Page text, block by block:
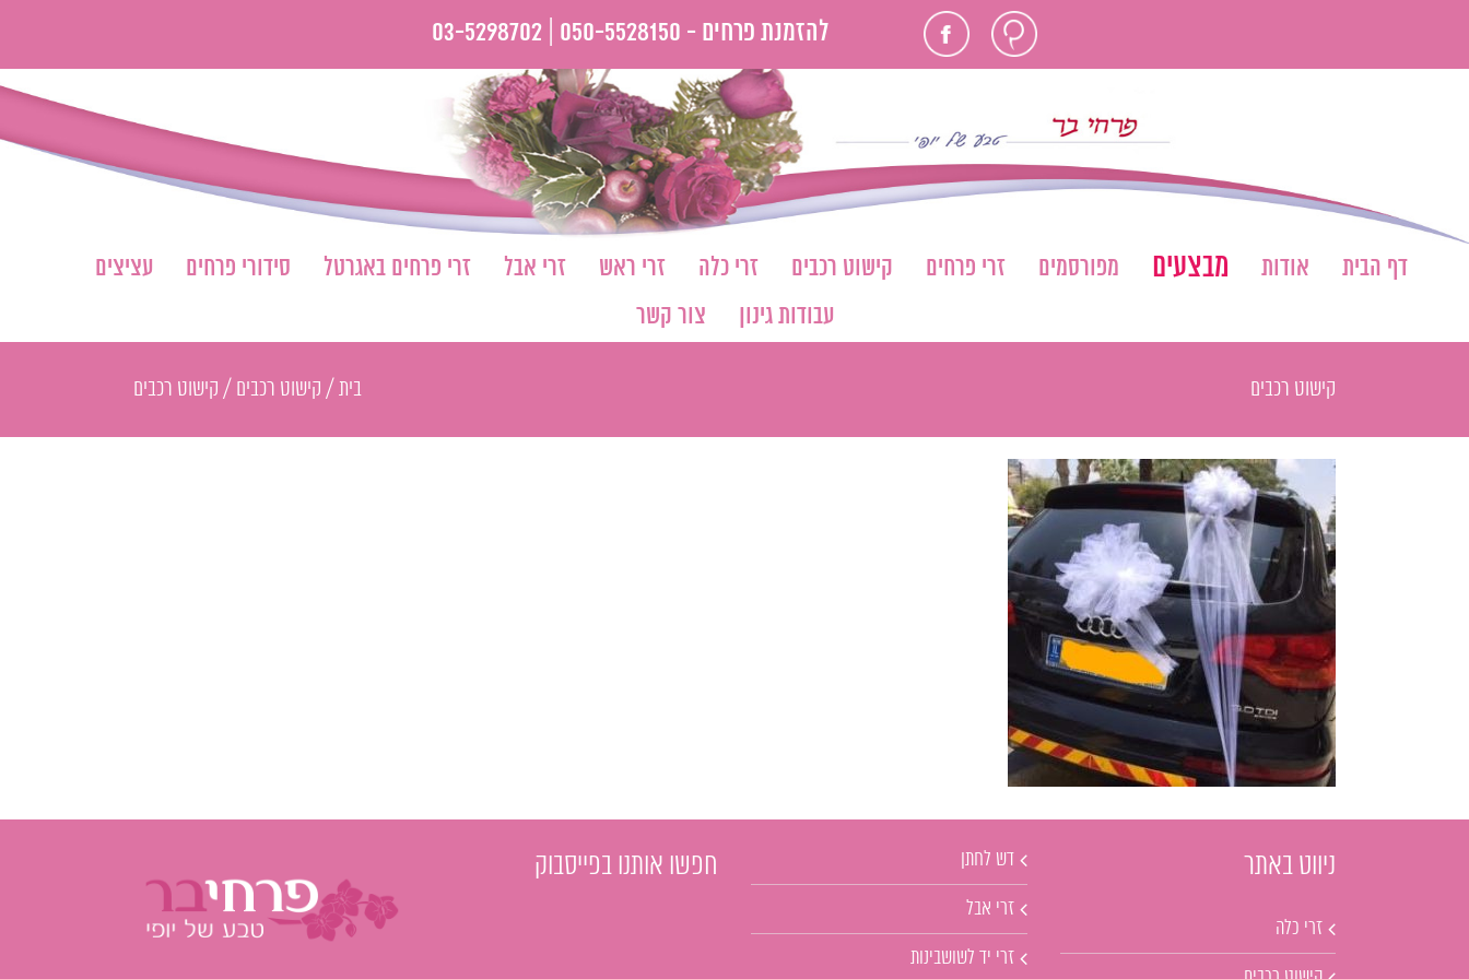
חוות
דעת
פייסבוק להזמנת פרחים - 050-5528150 |
03-5298702
דף הבית אודות מבצעים מפורסמים זרי פרחים קישוט רכבים זרי כלה זרי ראש זרי אבל זרי פרחים באגרטל סידורי פרחים
עציצים
עבודות גינון
צור קשר
קישוט רכבים בית / קישוט רכבים / קישוט רכבים
ניווט באתר
זרי כלה
דש לחתן
זרי אבל
זרי יד לשושבינות
חפשו אותנו בפייסבוק